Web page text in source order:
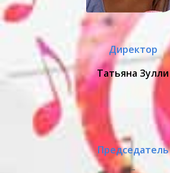
Директор
Татьяна Зулли
Председатель
_